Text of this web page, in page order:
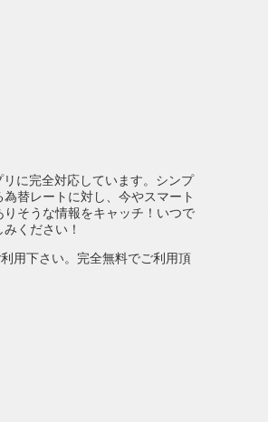
に完全対応しています。シンプ
替レートに対し、今やスマート
そうな情報をキャッチ！いつで
ください！
用下さい。完全無料でご利用頂